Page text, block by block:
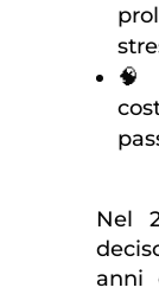
🧠
Nel
anni